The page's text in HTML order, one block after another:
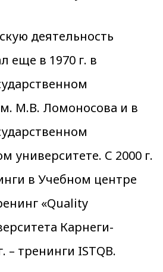
деятельность
еще в 1970 г. в
М.В. Ломоносова и в
университете. С 2000 г.
в Учебном центре
«Quality
Карнеги-
– тренинги ISTQB.